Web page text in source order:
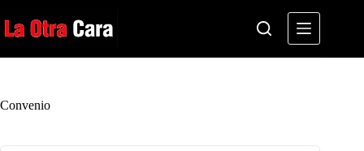
al
contenido
Convenio